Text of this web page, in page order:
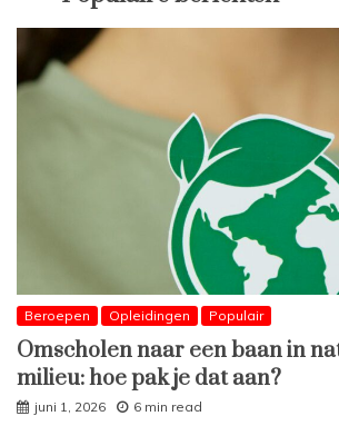
Beroepen Opleidingen Populair
Omscholen naar een baan in
milieu: hoe pak je dat aan?
juni 1, 2026 6 min read